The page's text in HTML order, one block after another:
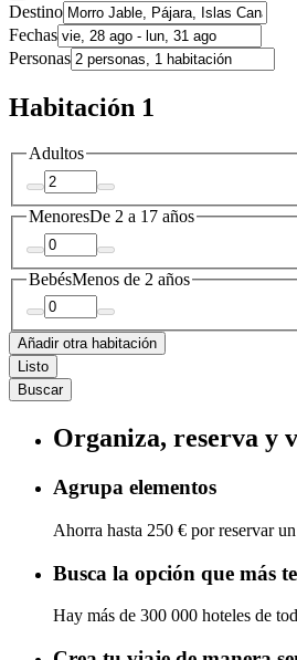
Destino
Fechas
Personas
Habitación 1
Adultos
MenoresDe 2 a 17 años
BebésMenos de 2 años
Añadir otra habitación
Listo
Buscar
Organiza, reserva y
Agrupa elementos
Ahorra hasta 250 € por reservar
Busca la opción que más
Hay más de 300 000 hoteles de